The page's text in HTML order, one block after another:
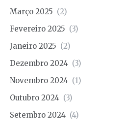
Março 2025 (2)
Fevereiro 2025 (3)
Janeiro 2025 (2)
Dezembro 2024 (3)
Novembro 2024 (1)
Outubro 2024 (3)
Setembro 2024 (4)